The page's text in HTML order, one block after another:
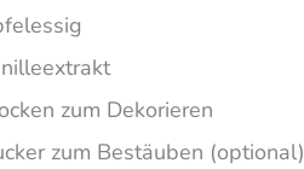
zum Dekorieren
zum Bestäuben (optional)